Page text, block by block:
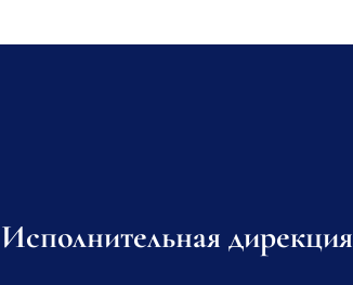
Исполнительная дирекция